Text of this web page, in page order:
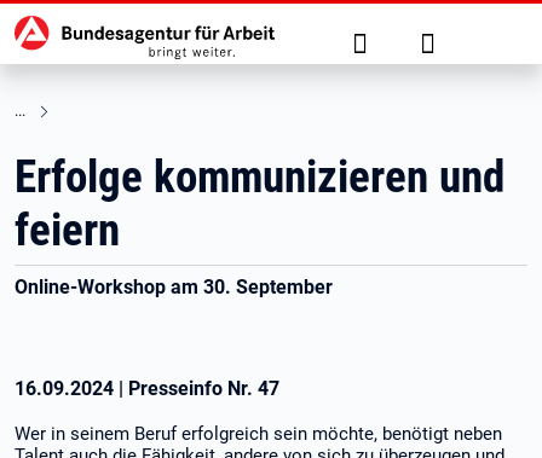
zu den Hauptinhalten springen
Hauptnavigation Suche Anmelden
Erfolge kommunizieren und
feiern
Online-Workshop am 30. September
16.09.2024 | Presseinfo Nr. 47
Wer in seinem Beruf erfolgreich sein möchte, benötigt neben